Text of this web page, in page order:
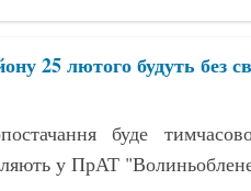
25 лютого будуть без
буде
у ПрАТ